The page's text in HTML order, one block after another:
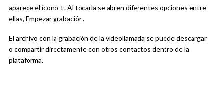
aparece el ícono +. Al tocarla se abren diferentes opciones entre
ellas, Empezar grabación.
El archivo con la grabación de la videollamada se puede descargar
o compartir directamente con otros contactos dentro de la
plataforma.